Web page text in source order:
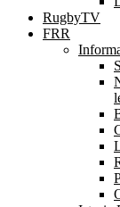
RugbyTV
FRR